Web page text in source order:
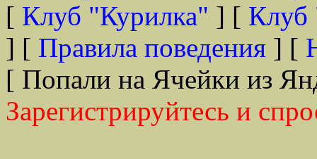
[ Клуб "Курилка" ] [ Клуб
] [ Правила поведения ] [
[ Попали на Ячейки из
Зарегистрируйтесь и